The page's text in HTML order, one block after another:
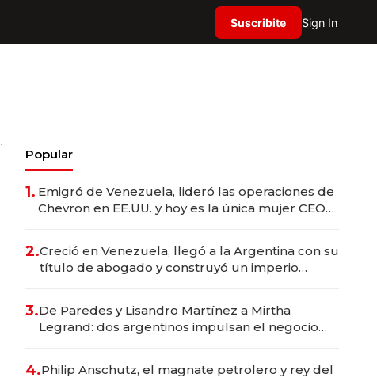
Suscribite Sign In
Popular
1. Emigró de Venezuela, lideró las operaciones de
Chevron en EE.UU. y hoy es la única mujer CEO
2.Creció en Venezuela, llegó a la Argentina con su
título de abogado y construyó un imperio
3.De Paredes y Lisandro Martínez a Mirtha
Legrand: dos argentinos impulsan el negocio
4.Philip Anschutz, el magnate petrolero y rey del